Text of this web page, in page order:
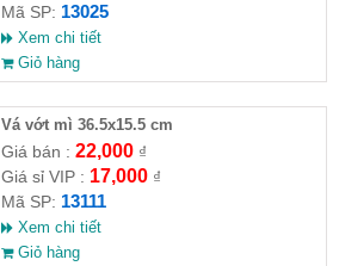
Mã SP: 13025
Xem chi tiết
Giỏ hàng
Vá vớt mì 36.5x15.5 cm
Giá bán : 22,000₫
Giá sỉ VIP : 17,000₫
Mã SP: 13111
Xem chi tiết
Giỏ hàng